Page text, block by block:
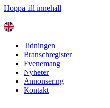
Hoppa till innehåll
Tidningen
Branschregister
Evenemang
Nyheter
Annonsering
Kontakt